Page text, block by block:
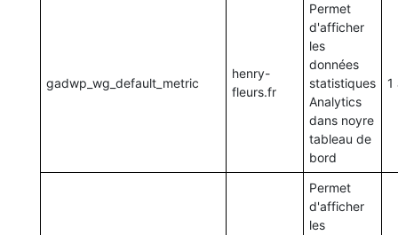
gadwp_wg_default_metric
henry-
fleurs.fr
Permet
d'afficher
les
données
statistiques
Analytics
dans noyre
tableau de
bord
1
Permet
d'afficher
les